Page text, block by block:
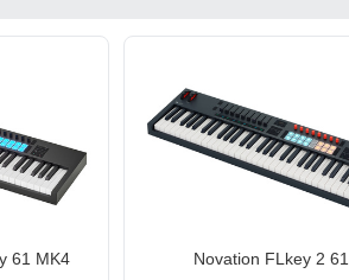
61 MK4 Novation FLkey 2 61